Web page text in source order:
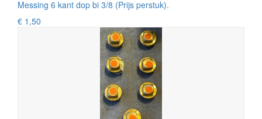
Messing 6 kant dop bi 3/8 (Prijs perstuk).
€ 1,50